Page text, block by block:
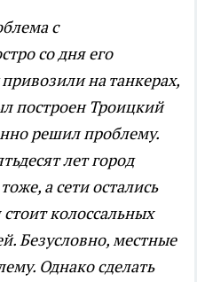
с
со дня его
на танкерах,
построен Троицкий
решил проблему.
лет город
а сети остались
колоссальных
Безусловно, местные
Однако сделать